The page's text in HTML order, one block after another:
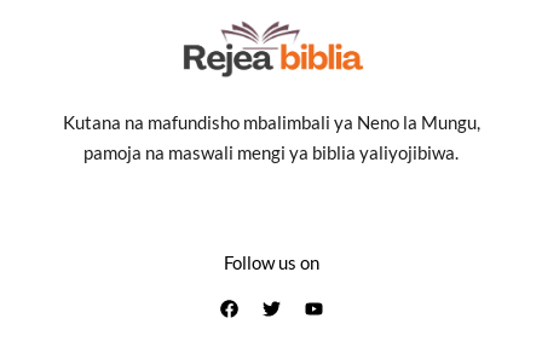
Kutana na mafundisho mbalimbali ya Neno la Mungu,
pamoja na maswali mengi ya biblia yaliyojibiwa.
Follow us on